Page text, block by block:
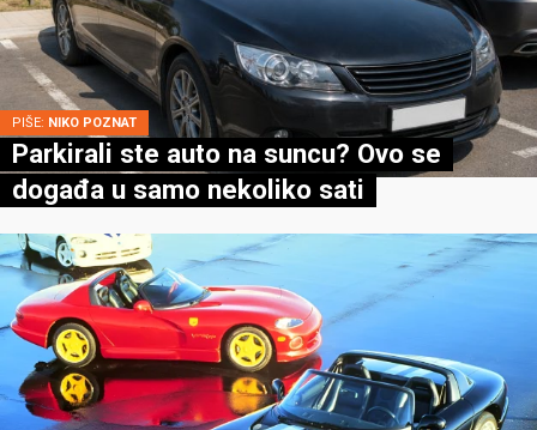
PIŠE: NIKO POZNAT
Parkirali ste auto na suncu? Ovo se
događa u samo nekoliko sati